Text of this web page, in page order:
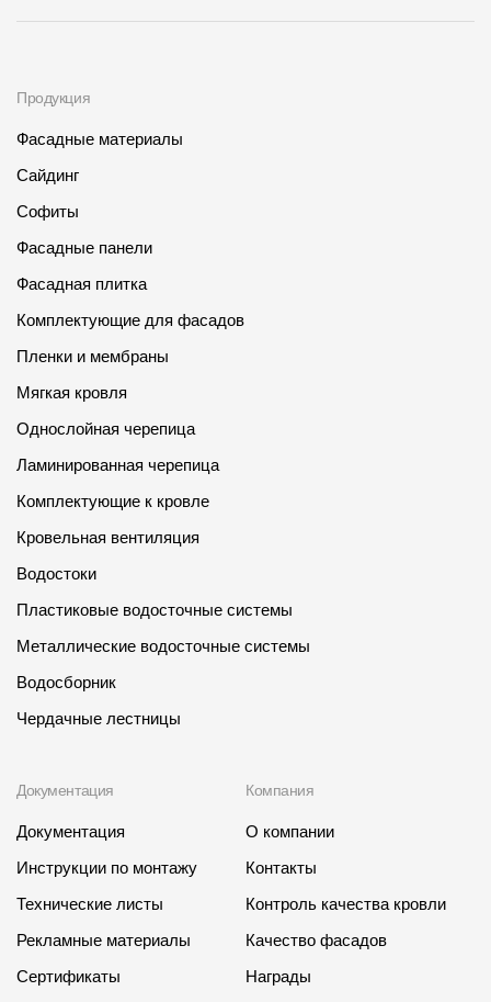
Награды
Отправка рекламации
Предложения по сотрудничеству
Вакансии
Алтайский край
Где купить?
Контакты
8 800 100 71 45site@docke.ru
125212, Россия, Москва, Головинское ш., д. 5, стр. 1
Режим работы
Пн-Пт - 10-19
Продукция
Фасадные материалы
Сайдинг
Софиты
Фасадные панели
Фасадная плитка
Комплектующие для фасадов
Пленки и мембраны
Мягкая кровля
Однослойная черепица
Ламинированная черепица
Комплектующие к кровле
Кровельная вентиляция
Водостоки
Пластиковые водосточные системы
Металлические водосточные системы
Водосборник
Чердачные лестницы
Документация
Документация
Инструкции по монтажу
Технические листы
Рекламные материалы
Сертификаты
Компания
О компании
Контакты
Контроль качества кровли
Качество фасадов
Награды